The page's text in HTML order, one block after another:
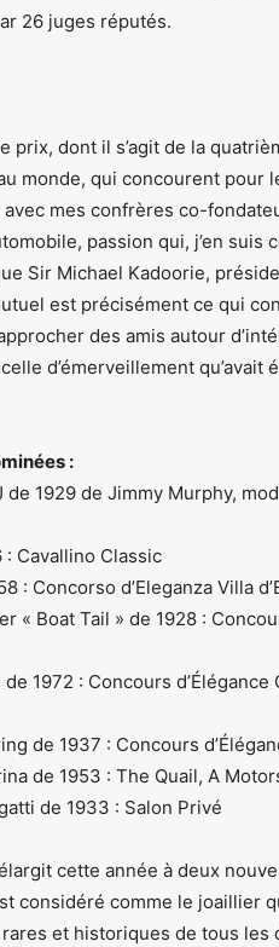
26 juges réputés.
prix, dont il s’agit de la
monde, qui concourent pour
avec mes confrères co-
passion qui, j’en suis
Sir Michael Kadoorie,
est précisément ce qui
des amis autour
d’émerveillement qu’avait
:
1929 de Jimmy Murphy,
: Cavallino Classic
: Concorso d’Eleganza Villa
« Boat Tail » de 1928 :
1972 : Concours
de 1937 : Concours
de 1953 : The Quail, A
de 1933 : Salon Privé
cette année à deux
considéré comme le joaillier
et historiques de tous les